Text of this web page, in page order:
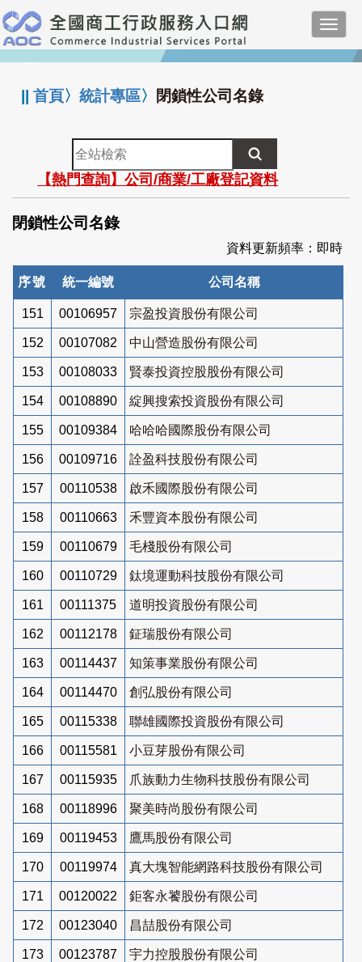
跳
到
主
要
:::
||首頁〉統計專區〉 閉鎖性公司名錄
全
站
檢
索
【熱門查詢】公司/商業/工廠登記資料
閉鎖性公司名錄
資料更新頻率：即時
序號 統一編號 公司名稱
151 00106957 宗盈投資股份有限公司
152 00107082 中山營造股份有限公司
153 00108033 賢泰投資控股股份有限公司
154 00108890 綻興搜索投資股份有限公司
155 00109384 哈哈哈國際股份有限公司
156 00109716 詮盈科技股份有限公司
157 00110538 啟禾國際股份有限公司
158 00110663 禾豐資本股份有限公司
159 00110679 毛棧股份有限公司
160 00110729 鈦境運動科技股份有限公司
161 00111375 道明投資股份有限公司
162 00112178 鉦瑞股份有限公司
163 00114437 知策事業股份有限公司
164 00114470 創弘股份有限公司
165 00115338 聯雄國際投資股份有限公司
166 00115581 小豆芽股份有限公司
167 00115935 爪族動力生物科技股份有限公司
168 00118996 聚美時尚股份有限公司
169 00119453 鷹馬股份有限公司
170 00119974 真大塊智能網路科技股份有限公司
171 00120022 鉅客永饕股份有限公司
172 00123040 昌喆股份有限公司
173 00123787 宇力控股股份有限公司